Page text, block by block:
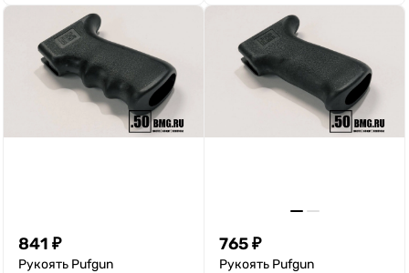
841 ₽
Рукоять Pufgun
765₽
Рукоять Pufgun